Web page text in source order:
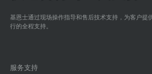
基恩士通过现场操作指导和售后技术支持，为客户提
行的全程支持。
服务支持